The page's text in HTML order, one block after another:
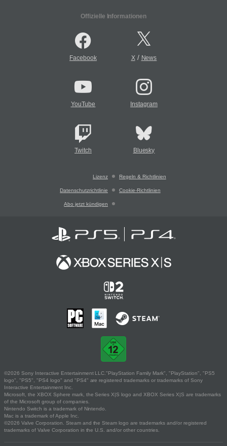
Offizielle Informationen
Facebook X/ News
YouTube Instagram
Twitch Bluesky
Lizenz Regeln & Richtlinien
Datenschutzrichtlinie Cookie-Richtlinien
Abo jetzt kündigen
©2026 Sony Interactive Entertainment LLC."PlayStation Family Mark", "PlayStation", "PS5
logo", "PS5", "PS4 logo" and "PS4" are registered trademarks or trademarks of Sony
Interactive Entertainment Inc.
Microsoft, the XBOX Sphere mark, the Series X|S logo and XBOX Series X|S are trademarks
of the Microsoft group of companies.
Nintendo Switch is a trademark of Nintendo.
Mac is a trademark of Apple Inc.
©2026 Valve Corporation. Steam and the Steam logo are trademarks and/or registered
trademarks of Valve Corporation in the U.S. and/or other countries.